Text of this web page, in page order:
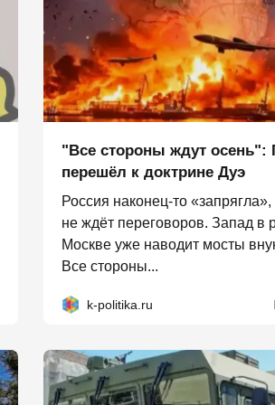
"Все стороны ждут осень":
перешёл к доктрине Дуэ
Россия наконец-то
не ждёт переговоров. Запад в
Москве уже наводит мосты
Все стороны...
k-politika.ru